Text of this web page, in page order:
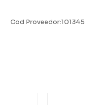
Cod Proveedor:101345